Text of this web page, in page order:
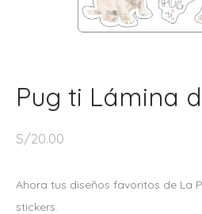
Pug ti Lámina
S/20.00
Ahora tus diseños favoritos de La
stickers.